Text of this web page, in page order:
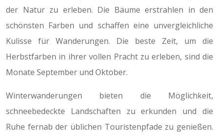
der Natur zu erleben. Die Bäume erstrahlen in den
schönsten Farben und schaffen eine unvergleichliche
Kulisse für Wanderungen. Die beste Zeit, um die
Herbstfarben in ihrer vollen Pracht zu erleben, sind die
Monate September und Oktober.
Winterwanderungen bieten die Möglichkeit,
schneebedeckte Landschaften zu erkunden und die
Ruhe fernab der üblichen Touristenpfade zu genießen.